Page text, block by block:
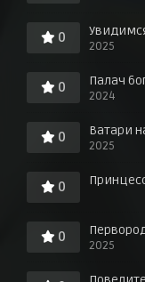
0
2025
0
2024
0 Ватари
2025
0
0
2025